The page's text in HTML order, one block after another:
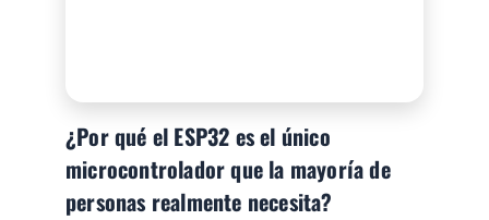
¿Por qué el ESP32 es el único
microcontrolador que la mayoría de
personas realmente necesita?